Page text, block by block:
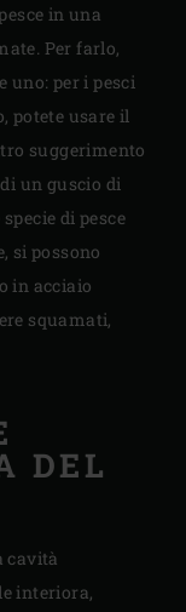
in una
Per farlo,
uno: per i pesci
potete usare il
suggerimento
un guscio di
di pesce
si possono
in acciaio
squamati,
DEL
cavità
interiora,